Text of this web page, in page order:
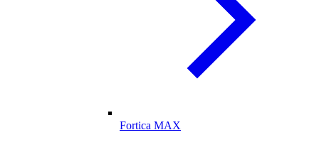
Fortica MAX